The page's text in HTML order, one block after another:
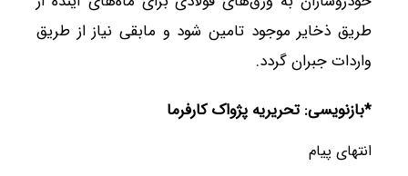
طریق ذخایر موجود تامین شود و مابقی نیاز از طریق
واردات جبران گردد.
*بازنویسی: تحریریه پژواک کارفرما
انتهای پیام